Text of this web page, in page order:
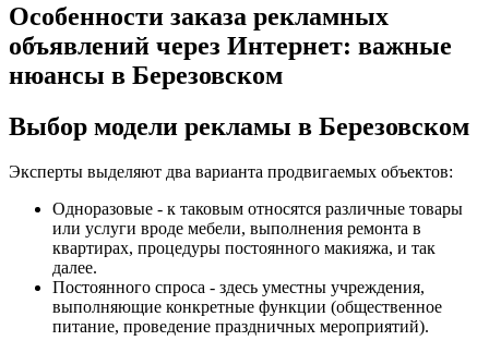
Особенности заказа рекламных
объявлений через Интернет: важные
нюансы в Березовском
Выбор модели рекламы в Березовском
Эксперты выделяют два варианта продвигаемых объектов:
Одноразовые - к таковым относятся различные товары
или услуги вроде мебели, выполнения ремонта в
квартирах, процедуры постоянного макияжа, и так
далее.
Постоянного спроса - здесь уместны учреждения,
выполняющие конкретные функции (общественное
питание, проведение праздничных мероприятий).